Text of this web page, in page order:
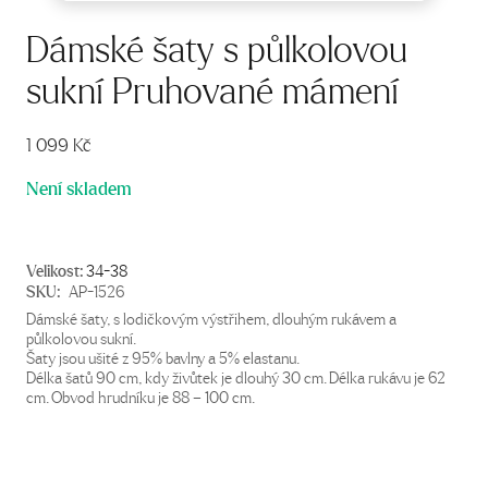
Dámské šaty s půlkolovou
sukní Pruhované mámení
1 099 Kč
Není skladem
Velikost:34-38
SKU: AP-1526
Dámské šaty, s lodičkovým výstřihem, dlouhým rukávem a
půlkolovou sukní.
Šaty jsou ušité z 95% bavlny a 5% elastanu.
Délka šatů 90 cm, kdy živůtek je dlouhý 30 cm. Délka rukávu je 62
cm. Obvod hrudníku je 88 – 100 cm.